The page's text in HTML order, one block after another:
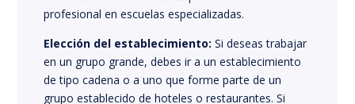
profesional en escuelas especializadas.
Elección del establecimiento: Si deseas trabajar
en un grupo grande, debes ir a un establecimiento
de tipo cadena o a uno que forme parte de un
grupo establecido de hoteles o restaurantes. Si